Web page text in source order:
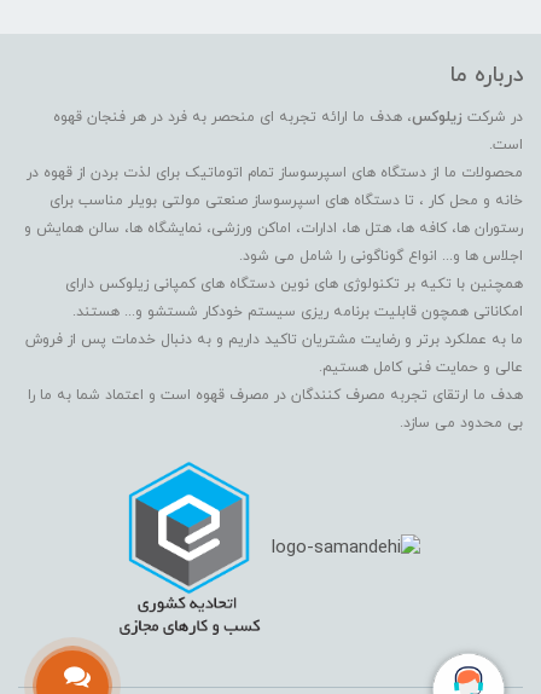
درباره ما
در شرکت زیلوکس، هدف ما ارائه تجربه ای منحصر به فرد در هر فنجان قهوه
است.
محصولات ما از دستگاه های اسپرسوساز تمام اتوماتیک برای لذت بردن از قهوه در
خانه و محل کار ، تا دستگاه های اسپرسوساز صنعتی مولتی بویلر مناسب برای
رستوران ها، کافه ها، هتل ها، ادارات، اماکن ورزشی، نمایشگاه ها، سالن همایش و
اجلاس ها و... انواع گوناگونی را شامل می شود.
همچنین با تکیه بر تکنولوژی های نوین دستگاه های کمپانی زیلوکس دارای
امکاناتی همچون قابلیت برنامه ریزی سیستم خودکار شستشو و... هستند.
ما به عملکرد برتر و رضایت مشتریان تاکید داریم و به دنبال خدمات پس از فروش
عالی و حمایت فنی کامل هستیم.
هدف ما ارتقای تجربه مصرف کنندگان در مصرف قهوه است و اعتماد شما به ما را
بی محدود می سازد.